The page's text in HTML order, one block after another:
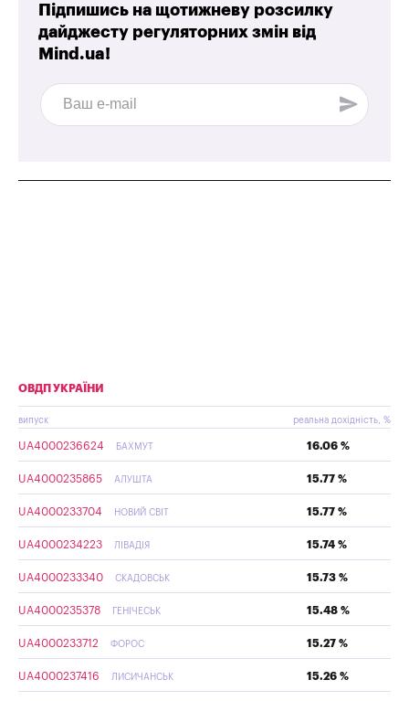
Підпишись на щотижневу розсилку
дайджесту регуляторних змін від
Mind.ua!
ОВДП УКРАЇНИ
випуск реальна дохідність, %
UA4000236624 БАХМУТ 16.06 %
UA4000235865 АЛУШТА 15.77 %
UA4000233704 НОВИЙ СВІТ 15.77 %
UA4000234223 ЛІВАДІЯ 15.74 %
UA4000233340 СКАДОВСЬК 15.73 %
UA4000235378 ГЕНІЧЕСЬК 15.48 %
UA4000233712 ФОРОС 15.27 %
UA4000237416 ЛИСИЧАНСЬК 15.26 %